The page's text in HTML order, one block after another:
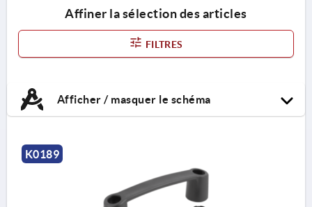
Affiner la sélection des articles
FILTRES
Afficher / masquer le schéma
K0189